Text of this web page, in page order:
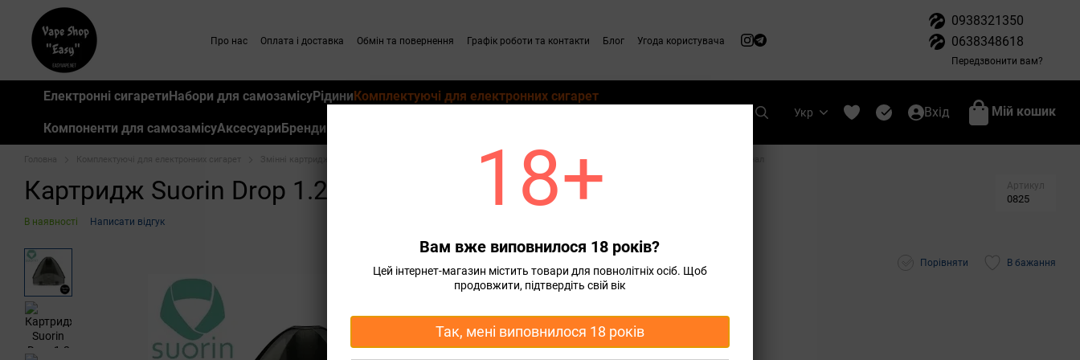
Перейти до основного контенту
Про нас Оплата і доставка Обмін та повернення Графік роботи та контакти Блог Угода користувача
0938321350
0638348618
Передзвонити вам?
Електронні сигаретиНабори для самозамісуРідиниКомплектуючі для електронних сигарет
Компоненти для самозамісуАксесуариБренди
Укр Вхід Мій кошик
Комплектуючі для електронних сигарет Змінні картриджі для Pod систем Змінні картриджі для Pod систем Suorin
Картридж Suorin Drop 1.2 Ом Оригінал Артикул
0825
В наявності Написати відгук
89 грн 110 грн Порівняти В бажання
Купити
Характеристики
18+
Вам вже виповнилося 18 років?
Цей інтернет-магазин містить товари для повнолітніх осіб. Щоб
продовжити, підтвердіть свій вік
Так, мені виповнилося 18 років